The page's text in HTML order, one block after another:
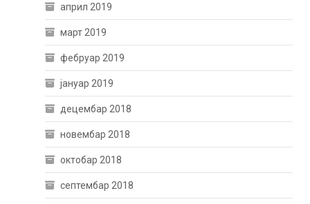
април 2019
март 2019
фебруар 2019
јануар 2019
децембар 2018
новембар 2018
октобар 2018
септембар 2018